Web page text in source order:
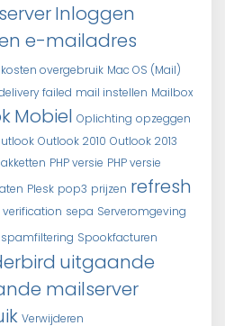
Inloggen
e-mailadres
kosten overgebruik Mac OS (Mail)
failed mail instellen Mailbox
Mobiel Oplichting opzeggen
Outlook 2010 Outlook 2013
PHP versie PHP versie
Plesk pop3 prijzen refresh
sepa Serveromgeving
spamfiltering Spookfacturen
uitgaande
mailserver
Verwijderen